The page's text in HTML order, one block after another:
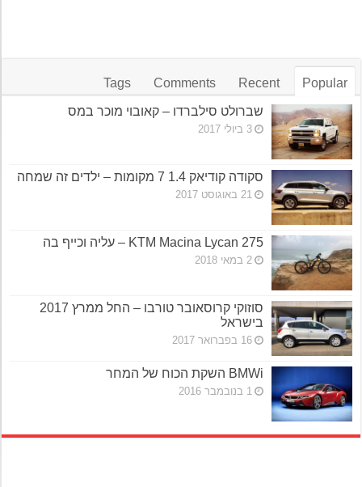
Popular
Recent
Comments
Tags
שברולט סילברדו – קאובוי מוכר במס
3 ביולי 2017
סקודה קודיאק 1.4 7 מקומות – ילדים זה שמחה
21 באוגוסט 2017
KTM Macina Lycan 275 – עליה וכייף בה
2 במאי 2018
סוזוקי קרוסאובר טורבו – החל ממרץ 2017
בישראל
16 בפברואר 2017
BMWi השקת הכוח של המחר
1 בנובמבר 2016